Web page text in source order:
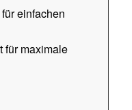
einfachen
für maximale